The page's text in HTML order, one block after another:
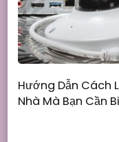
Hướng Dẫn Cách
Nhà Mà Bạn Cần